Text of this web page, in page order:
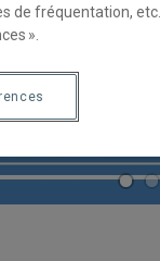
de fréquentation,
».